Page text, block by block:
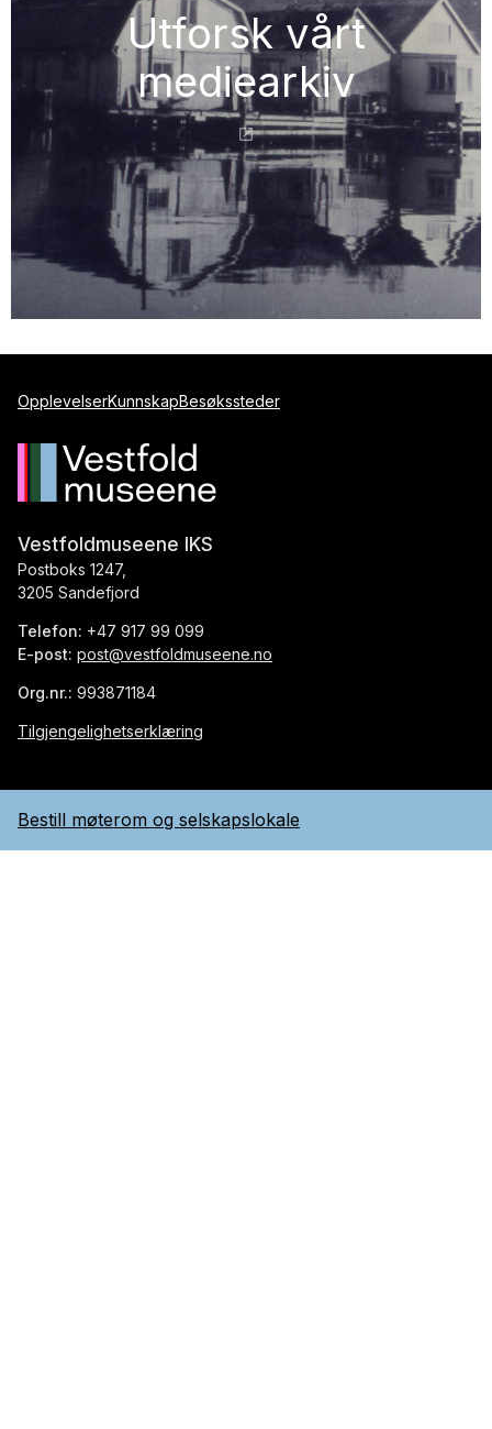
Utforsk vårt
mediearkiv
Bestill møterom og selskapslokale
OpplevelserKunnskapBesøkssteder
Vestfoldmuseene IKS
Postboks 1247,
3205 Sandefjord
Telefon: +47 917 99 099
E-post: post@vestfoldmuseene.no
Org.nr.: 993871184
Tilgjengelighetserklæring